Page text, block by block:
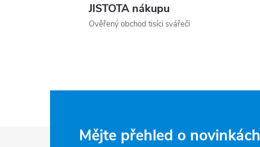
JISTOTA nákupu
Ověřený obchod tisíci svářeči
Mějte přehled o novinkách